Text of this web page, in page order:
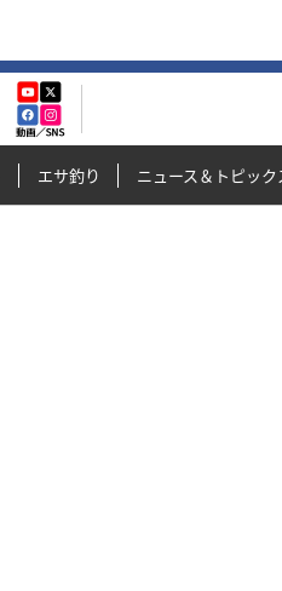
エサ釣り ニュース＆トピック